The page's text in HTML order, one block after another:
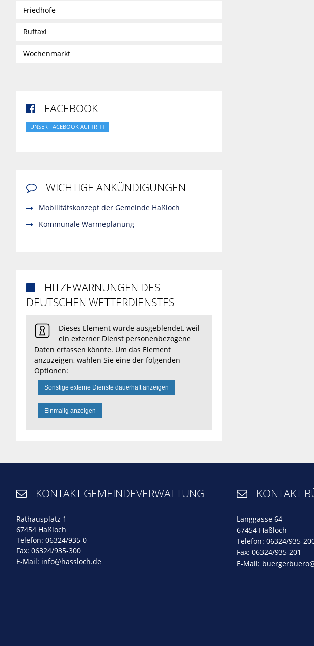
Friedhöfe
Ruftaxi
Wochenmarkt
 FACEBOOK
UNSER FACEBOOK AUFTRITT
 WICHTIGE ANKÜNDIGUNGEN
Mobilitätskonzept der Gemeinde Haßloch
Kommunale Wärmeplanung

HITZEWARNUNGEN DES
DEUTSCHEN WETTERDIENSTES
Dieses Element wurde ausgeblendet, weil
ein externer Dienst personenbezogene
Daten erfassen könnte. Um das Element
anzuzeigen, wählen Sie eine der folgenden
Optionen:
Sonstige externe Dienste dauerhaft anzeigen
Einmalig anzeigen
 KONTAKT GEMEINDEVERWALTUNG
Rathausplatz 1
67454 Haßloch
Telefon: 06324/935-0
Fax: 06324/935-300
E-Mail: info@hassloch.de
 KONTAKT
Langgasse 64
67454 Haßloch
Telefon: 06324/935-
Fax: 06324/935-201
E-Mail: